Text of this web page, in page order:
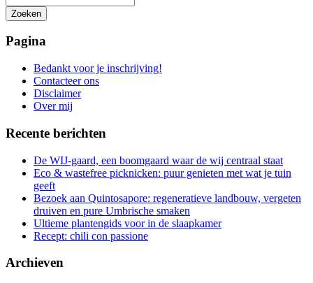
Zoeken
zoeken
Pagina
Bedankt voor je inschrijving!
Contacteer ons
Disclaimer
Over mij
Recente berichten
De WIJ-gaard, een boomgaard waar de wij centraal staat
Eco & wastefree picknicken: puur genieten met wat je tuin
geeft
Bezoek aan Quintosapore: regeneratieve landbouw, vergeten
druiven en pure Umbrische smaken
Ultieme plantengids voor in de slaapkamer
Recept: chili con passione
Archieven